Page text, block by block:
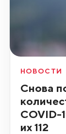
НОВОСТИ
Снова
COVID-
их 112